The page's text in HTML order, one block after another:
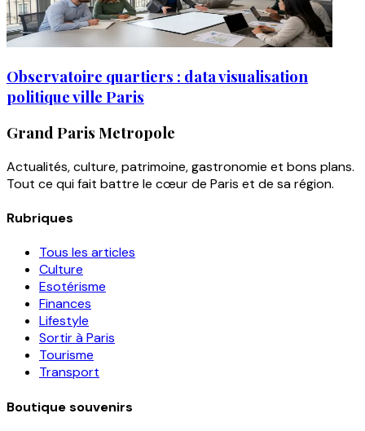
Observatoire quartiers : data visualisation
politique ville Paris
Grand Paris Metropole
Actualités, culture, patrimoine, gastronomie et bons plans.
Tout ce qui fait battre le cœur de Paris et de sa région.
Rubriques
Tous les articles
Culture
Esotérisme
Finances
Lifestyle
Sortir à Paris
Tourisme
Transport
Boutique souvenirs